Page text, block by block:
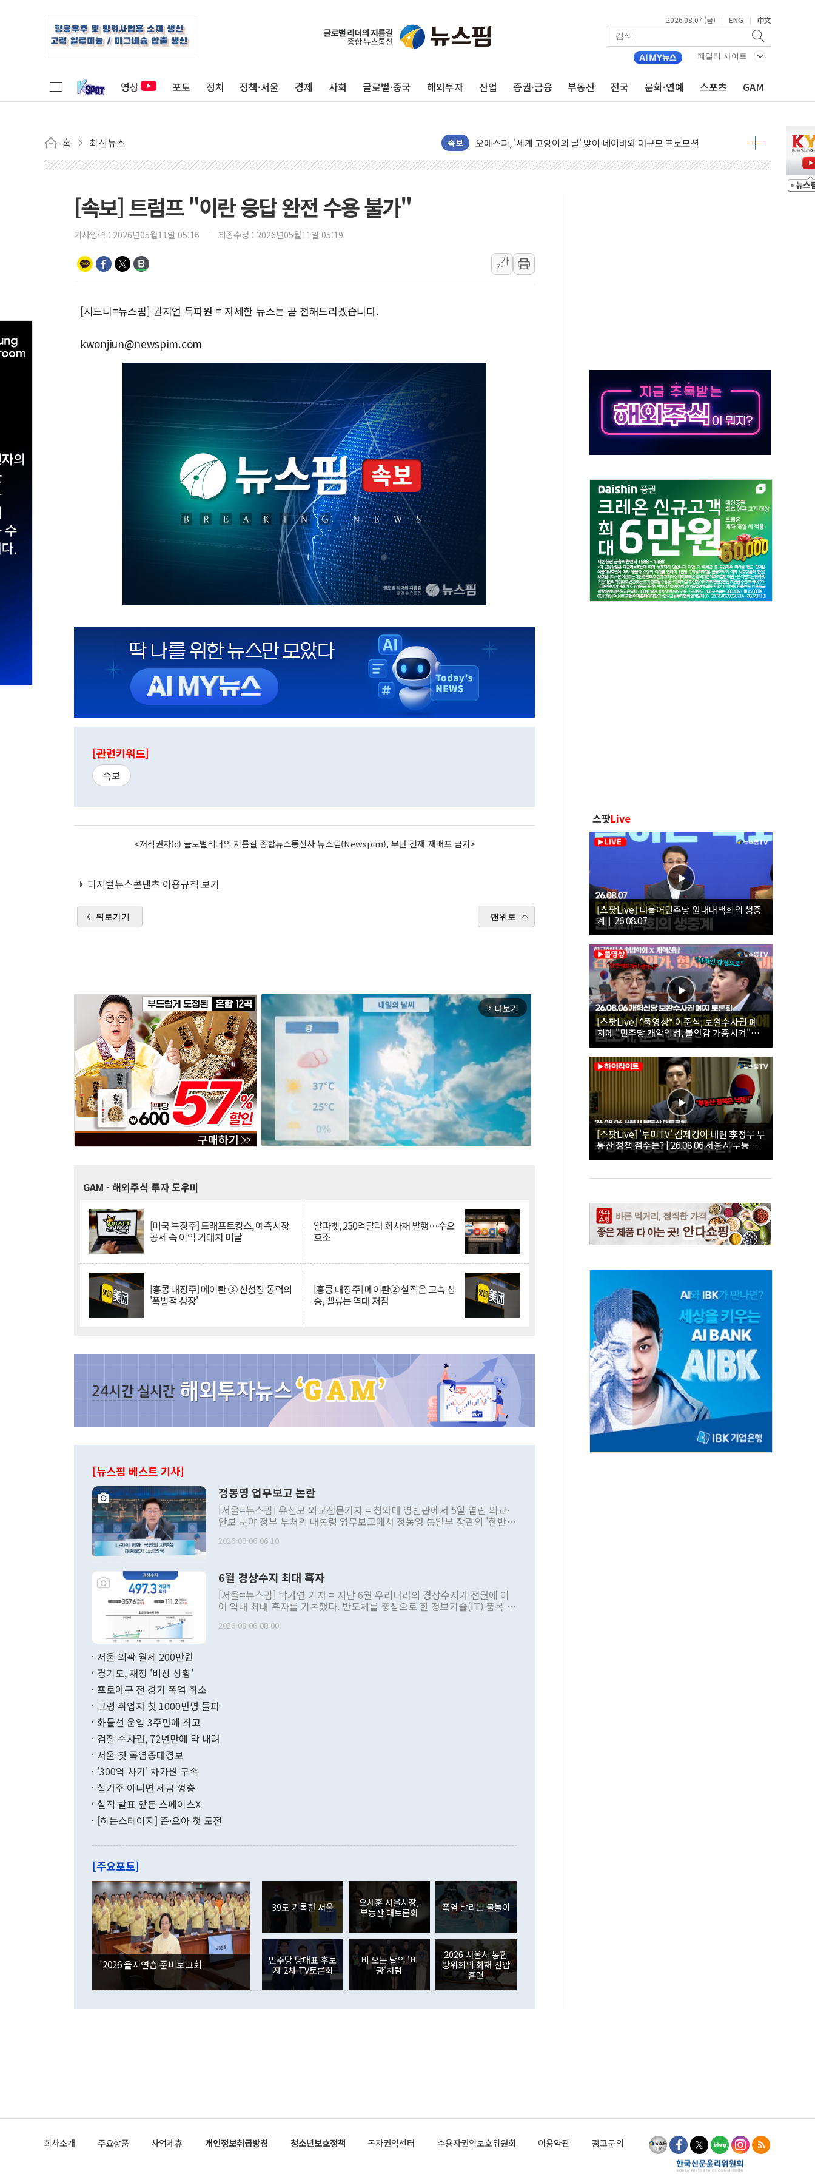
2026.08.07 (금) | ENG | 中文
패밀리 사이트
영상 포토 정치 정책·서울 경제 사회 글로벌·중국 해외투자 산업 증권·금융 부동산 전국 문화·연예 스포츠 GAM
홈 최신뉴스 속보
29CM, 홈·라이프스타일 기획전 '이구홈위크' …최대 90% 할인
오에스피, '세계 고양이의 날' 맞아 네이버와 대규모 프로모션
사우디 "북·남서 이란 지휘 아래 동시 공격 임박…에너지·항만 표적"
에이치시티 "에이치엔에이치바이오, 휴믹 흡수합병 완료"
[특징주] 저가 매수 유입…프리마켓 대형주 소폭 반등
이란 협상단장, 트럼프 'TACO' 조롱 "쇼외교...더 이상 필요 없다"
중기부, 떡국·떡볶이떡 제조업 '생계형 적합업종' 재지정...5년 더 보호
[브라질증시] 금리 인하에도 추가 완화 불확실성에 1.2% 하락 마감
[뉴스핌 이 시각 PICK] 李, 오늘 부동산 2차 회의 外
[속보] 트럼프 "이란 응답 완전 수용 불가"
기사입력 : 2026년05월11일 05:16 최종수정 : 2026년05월11일 05:19
가
가
[시드니=뉴스핌] 권지언 특파원 = 자세한 뉴스는 곧 전해드리겠습니다.
kwonjiun@newspim.com
[관련키워드]
속보
<저작권자(c) 글로벌리더의 지름길 종합뉴스통신사 뉴스핌(Newspim), 무단 전재-재배포 금지>
디지털뉴스콘텐츠 이용규칙 보기
뒤로가기 맨위로
arrow_forward_ios 더보기
GAM - 해외주식 투자 도우미
[미국 특징주] 드래프트킹스, 예측시장
공세 속 이익 기대치 미달
알파벳, 250억달러 회사채 발행…수요
호조
[홍콩 대장주] 메이퇀 ③ 신성장 동력의
'폭발적 성장'
[홍콩 대장주] 메이퇀② 실적은 고속 상
승, 밸류는 역대 저점
[뉴스핌 베스트 기사]
정동영 업무보고 논란
[서울=뉴스핌] 유신모 외교전문기자 = 청와대 영빈관에서 5일 열린 외교·
안보 분야 정부 부처의 대통령 업무보고에서 정동영 통일부 장관의 '한반도
발언 중에는 정부 내 조율을 거치지 않은 사안을 정책으로 추진하겠다고 공
주의적 희망에 근거한 비현실적 구상'이라는 비판을 내놨다. 그동안 정 장
관의 대북 정책 관련 발언이 물의를 빚은 적은 여러 번 있지만 대통령과 유
관 부처 장관이 공개적으로 부정적 입장을 표명한 것은 이례적이다. 정 장
관의 무리한 대북 접근법과 월권을 제어해야 한다는 목소리도 높아지고 있
다. [정동영 통일부 장관이 지난달 23일 오후 서울 종로구 정부서울청사에
무너졌다고도 했다. 또 "현 시점에서 흘러간 선(先)비핵화만 되뇌는 것은
함께 4자 대화의 동력을 확보하기 위해 최선을 다할 것"이라고 말했다. 하
"우리의 선의대로 하는 게 과연 한반도의 평화와 안정에 플러스냐, 결론적
관은 업무보고 사후 브리핑에서 정 장관이 언급한 '4자 회담'에 대해 "이상
이 9월 러시아 블라디보스토크에서 열리는 '동방경제포럼(EEF)'을 언급하
며 "정부 차원에서 (참석을) 검토하고 있다"고 발언한 데 대해서도 조 장관
은 "그것은 외교부의 몫"이라며 "아직 거기까지 진도가 나가지 않았다"고
잘랐다. 정 장관이 이날 소개한 대북 구상과 설명은 정부 내 조율을 거치지
않았다는 점에서 문제가 있다. 특히 주적 표현 대체와 국호 사용, 9·19 군
사합의 복원, 4자회담 추진 등은 통일부 장관이 결정할 사안이 아니어서 월
권이라는 지적이 나오고 있다. 이 대통령은 정 장관의 업무보고를 듣고 난
뒤 "여기 업무보고에 발표했다고 승인난 건 아니다"라고 재차 확인했다. 정
부의 한 소식통은 "정 장관의 발언 내용은 대부분 국가안전보장회의(NSC)
를 거쳐 결정된 사안이 아닌 정 장관의 개인적 생각에 가깝다"며 "안보 관
련 부처 장관이 정부의 공식 정책이 아닌 사안을 추진하겠다고 업무보고를
하고 대통령의 면전에서 '국군통수권자가 나서야 한다'고 주장한 것은 심각
이나 미국은 북한에 선비핵화를 공식적으로 요구한 적이 없기 때문이다. 지
공하는 방식으로 이뤄졌다. 1994년 북·미 제네바 기본합의는 핵시설 동결
2026-08-06 06:10
6월 경상수지 최대 흑자
[서울=뉴스핌] 박가연 기자 = 지난 6월 우리나라의 경상수지가 전월에 이
어 역대 최대 흑자를 기록했다. 반도체를 중심으로 한 정보기술(IT) 품목 수
료=한국은행] 한국은행이 6일 발표한 '2026년 6월 국제수지(잠정)'에 따르
며 월간 기준 처음으로 1000억달러를 넘어섰다. 상품수입은 644억8000만
196.9% 급증했고 컴퓨터·주변기기(SSD)는 282.7% 증가했다. IT 품목
수출은 160.4% 늘었으며 비IT 품목도 ▲석유제품(47.5%) ▲화공품
기록했지만 지식재산권사용료수지는 전월 흑자에서 4억4000만달러 적자
로 전환됐다. 본원소득수지는 배당소득을 중심으로 32억7000만달러 흑자
는 배당수입이 늘어난 데다 전월 분기배당에 따른 기저효과로 배당지급이
였던 올해 3월(369억9000만달러)을 넘어선 것이다. 직접투자에서는 내국
인의 해외투자가 80억1000만달러, 외국인의 국내투자가 46억3000만달러
각각 증가했다. 증권투자에서는 외국인의 국내 주식 매도세가 이어졌다. 외
국인의 국내 주식 투자는 차익실현 매도 등의 영향으로 316억1000만달러
감소하며 전월(-310억5000만달러)에 이어 역대 최대 순매도 기록을 다시
경신했다. 외국인의 국내 채권투자는 세계국채지수(WGBI) 자금 유입에도
분기 말 만기도래 영향으로 증가 폭이 줄어든 52억9000만달러를 기록했
다. 내국인의 해외 증권투자는 주식을 중심으로 35억6000만달러 증가했
다. eoyn2@newspim.com
2026-08-06 08:00
서울 외곽 월세 200만원
경기도, 재정 '비상 상황'
프로야구 전 경기 폭염 취소
고령 취업자 첫 1000만명 돌파
화물선 운임 3주만에 최고
검찰 수사권, 72년만에 막 내려
서울 첫 폭염중대경보
'300억 사기' 차가원 구속
실거주 아니면 세금 껑충
실적 발표 앞둔 스페이스X
[히든스테이지] 즌·오아 첫 도전
[주요포토]
'2026 을지연습 준비보고회
39도 기록한 서울
오세훈 서울시장,
부동산 대토론회
폭염 날리는 물놀이
민주당 당대표 후보
자 2차 TV토론회
비 오는 날의 '비
광'처럼
2026 서울시 통합
방위회의 화재 진압
훈련
스팟Live
[스팟Live] 더불어민주당 원내대책회의 생중
계｜26.08.07
[스팟Live] *풀영상* 이준석, 보완수사권 폐
지에 "민주당 개악입법, 불안감 가중시켜"｜
26.08.06 개혁신당 보완수사권 폐지 토론회
[스팟Live] '투미TV' 김제경이 내린 李정부 부
동산 정책 점수는? | 26.08.06 서울시 부동산
대토론회
회사소개 주요상품 사업제휴 개인정보취급방침 청소년보호정책 독자권익센터 수용자권익보호위원회 이용약관 광고문의